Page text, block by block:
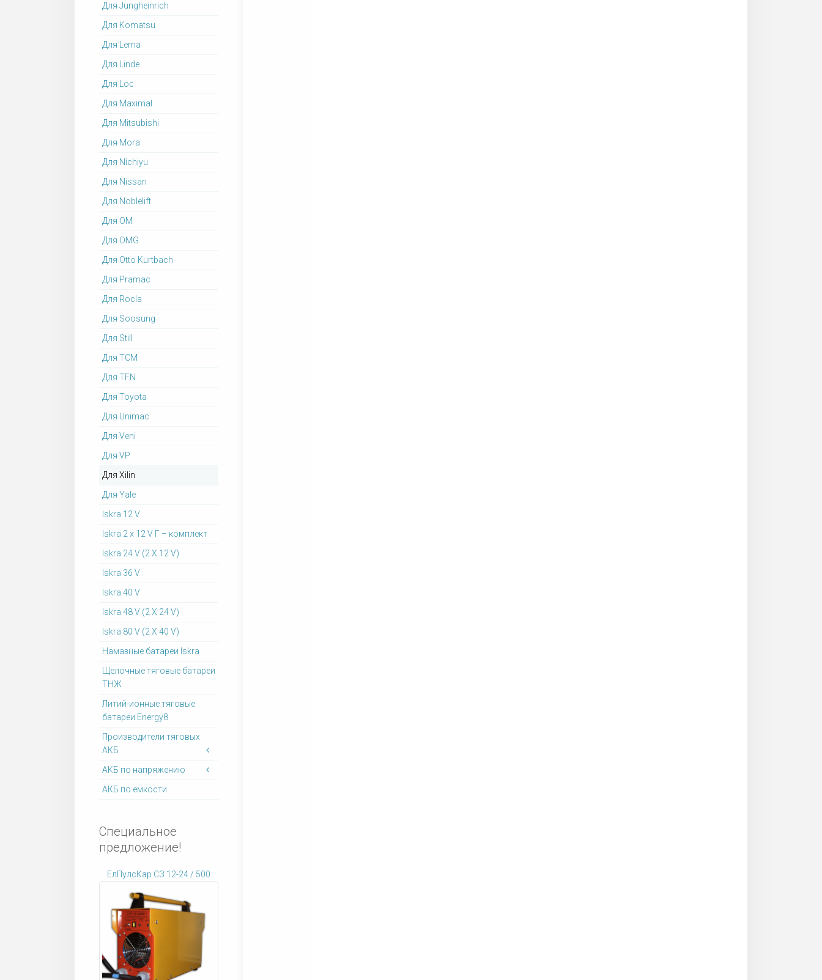
Для Jungheinrich
Для Komatsu
Для Lema
Для Linde
Для Loc
Для Maximal
Для Mitsubishi
Для Mora
Для Nichiyu
Для Nissan
Для Noblelift
Для OM
Для OMG
Для Otto Kurtbach
Для Pramac
Для Rocla
Для Soosung
Для Still
Для TCM
Для TFN
Для Toyota
Для Unimac
Для Veni
Для VP
Для Xilin
Для Yale
Iskra 12 V
Iskra 2 x 12 V Г – комплект
Iskra 24 V (2 X 12 V)
Iskra 36 V
Iskra 40 V
Iskra 48 V (2 X 24 V)
Iskra 80 V (2 X 40 V)
Намазные батареи Iskra
Щелочные тяговые батареи
ТНЖ
Литий-ионные тяговые
батареи Energy8
Производители тяговых
АКБ
АКБ по напряжению
АКБ по емкости
Специальное
предложение!
ЕлПулсКар СЗ 12-24 / 500